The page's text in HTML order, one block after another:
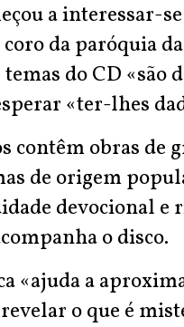
a interessar-
da paróquia
do CD «são
«ter-lhes
contêm obras de
de origem
devocional e
o disco.
«ajuda a
o que é